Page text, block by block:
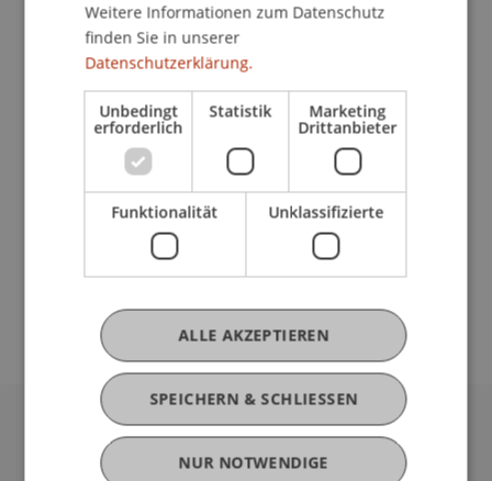
Liechtenstein Kraftwerke, Schaan
Philipp Osterle MSc, Energieeffizienz und
Alternativenergien, Illwerke VKW, Bregenz
Anmeldung
bis Montag, 03. Oktober 2016 an
info@ecowerkstatt.lioder Tel. +423 232 74 03
(WallyFrommelt)
Organisation
Universität Liechtenstein
Fürst-Franz-Josef-Strasse
Weitere Informationen zum Datenschutz
finden Sie in unserer
Datenschutzerklärung.
Unbedingt
erforderlich
Statistik Marketing
Drittanbieter
Funktionalität Unklassifizierte
SPEICHERN & SCHLIESSEN
ALLE AKZEPTIEREN
NUR NOTWENDIGE